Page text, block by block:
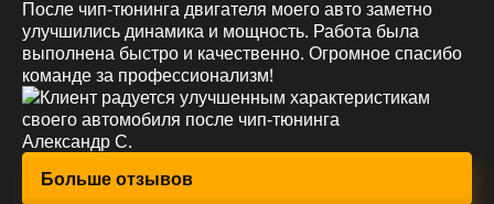
После чип-тюнинга двигателя моего авто заметно
улучшились динамика и мощность. Работа была
выполнена быстро и качественно. Огромное спасибо
команде за профессионализм!
Александр С.
Больше отзывов